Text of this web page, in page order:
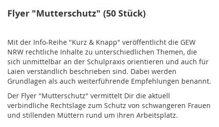
Flyer "Mutterschutz" (50 Stück)
Mit der Info-Reihe "Kurz & Knapp" veröffentlicht die GEW
NRW rechtliche Inhalte zu un­ter­schied­lichen Themen, die
sich unmittelbar an der Schulpraxis orientieren und auch für
Laien verständlich beschrieben sind. Dabei werden
Grundlagen als auch weiterführende Empfehlungen benannt.
Der Flyer "Mutterschutz" vermittelt Dir die aktuell
verbindliche Rechtslage zum Schutz von schwangeren Frauen
und stillenden Müttern rund um ihren Arbeitsplatz.